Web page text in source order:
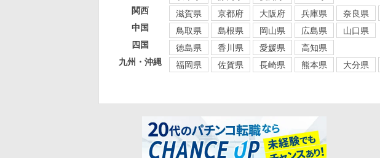
関西
滋賀県 京都府 大阪府 兵庫県 奈良県
中国
鳥取県 島根県 岡山県 広島県
山口県
四国
徳島県 香川県 愛媛県
高知県
九州・沖縄
福岡県 佐賀県 長崎県 熊本県 大分県